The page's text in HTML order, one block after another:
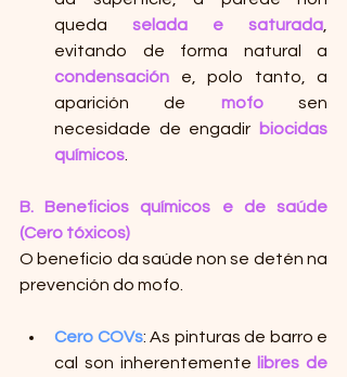
queda selada e saturada,
condensación e, polo tanto, a
aparición de mofo sen
necesidade de engadir
biocidas
químicos.
B. Beneficios químicos e de saúde
(Cero tóxicos)
O beneficio da saúde non se detén na
prevención do mofo.
Cero COVs: As pinturas de barro e
cal son inherentemente libres de